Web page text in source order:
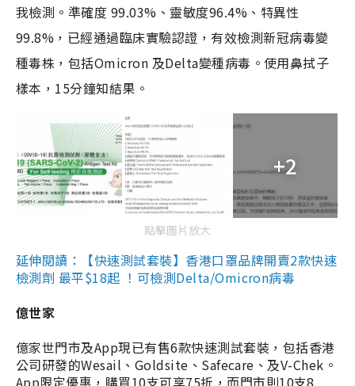
我檢測。準確度 99.03%、靈敏度96.4%、特異性
99.8%，已經通過臨床實驗認證，有效檢測新冠病毒變
種毒株，包括Omicron 及Delta變種病毒。使用鼻拭子
樣本，15分鐘知結果。
+2
點擊圖片放大
延伸閱讀：【快速測試套裝】香港口罩品牌開賣2款快速
檢測劑 最平$18起 ！可檢測Delta/Omicron病毒
億世家
億家世門市及App現已有售6款快速測試套裝，包括香港
公司研發的Wesail、Goldsite、Safecare、及V-Chek。
App限定優惠，購買10支可享75折，而門市則10支8